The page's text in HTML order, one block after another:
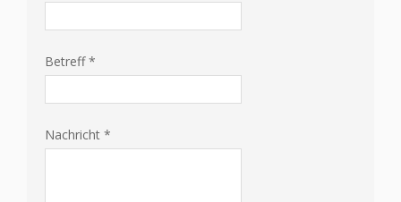
Betreff*
Nachricht *